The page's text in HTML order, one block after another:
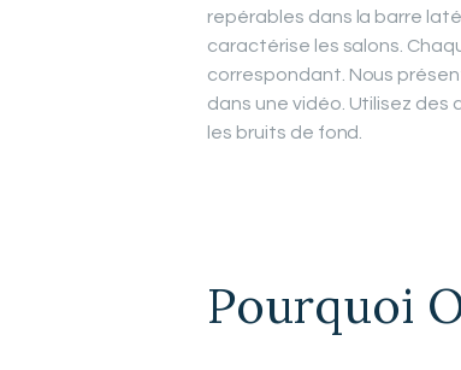
repérables dans la barre
caractérise les salons.
correspondant. Nous
dans une vidéo. Utilisez des
les bruits de fond.
Pourquoi